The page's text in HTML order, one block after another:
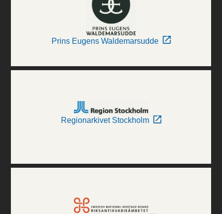
Prins Eugens Waldemarsudde
Regionarkivet Stockholm